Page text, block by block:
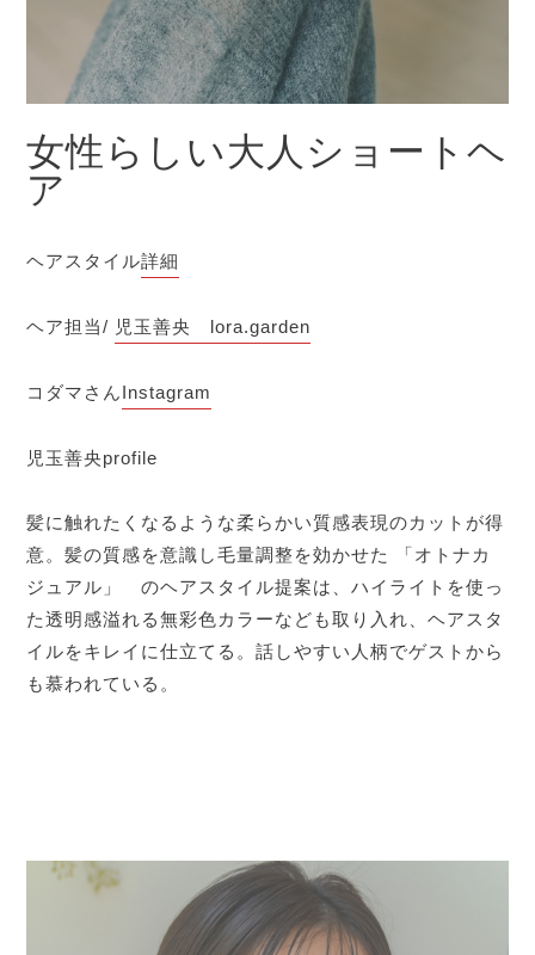
女性らしい大人ショートヘ
ア
ヘアスタイル詳細
ヘア担当/ 児玉善央 lora.garden
コダマさんInstagram
児玉善央profile
髪に触れたくなるような柔らかい質感表現のカットが得
意。髪の質感を意識し毛量調整を効かせた 「オトナカ
ジュアル」 のヘアスタイル提案は、ハイライトを使っ
た透明感溢れる無彩色カラーなども取り入れ、ヘアスタ
イルをキレイに仕立てる。話しやすい人柄でゲストから
も慕われている。